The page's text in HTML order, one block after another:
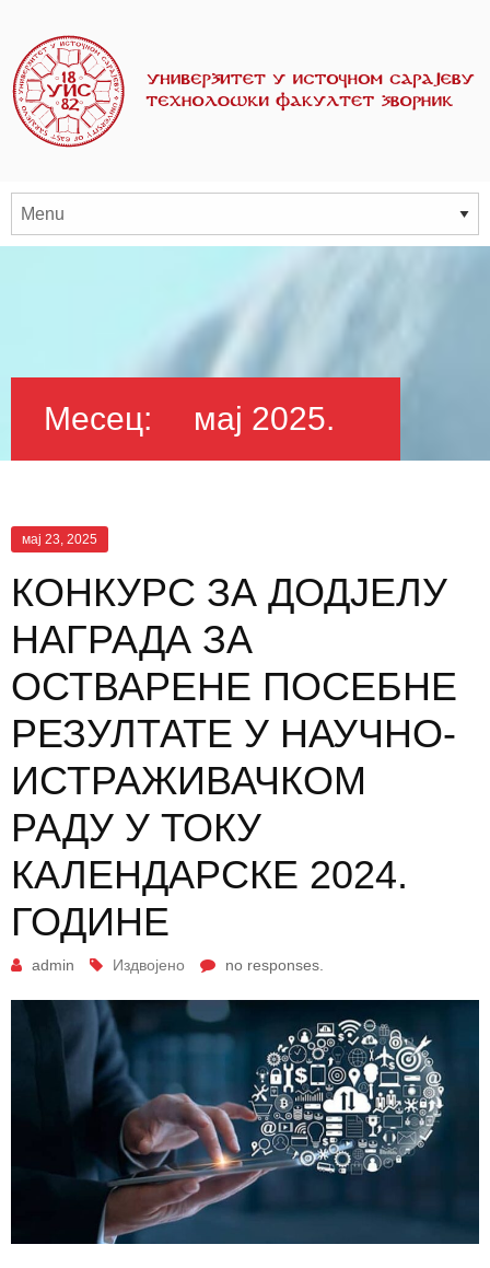
Месец: мај 2025.
мај 23, 2025
КОНКУРС ЗА ДОДЈЕЛУ
НАГРАДА ЗА
ОСТВАРЕНЕ ПОСЕБНЕ
РЕЗУЛТАТЕ У НАУЧНО-
ИСТРАЖИВАЧКОМ
РАДУ У ТОКУ
КАЛЕНДАРСКЕ 2024.
ГОДИНЕ
admin Издвојено no responses.